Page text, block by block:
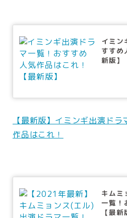
イミン
すすめ
新版】
【最新版】イミンギ出演ド
作品はこれ！
キムミ
一覧！
【最新